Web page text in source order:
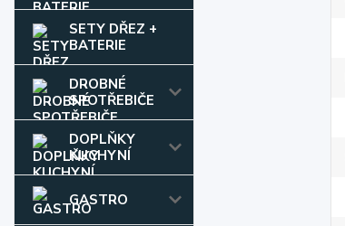
SETY DŘEZ +
BATERIE
DROBNÉ
SPOTŘEBIČE
DOPLŇKY
KUCHYNÍ
GASTRO